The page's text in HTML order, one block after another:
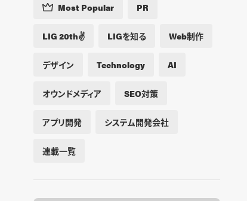
Most Popular PR
LIG 20th✌️ LIGを知る Web制作
デザイン Technology AI
オウンドメディア SEO対策
アプリ開発 システム開発会社
連載一覧